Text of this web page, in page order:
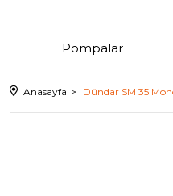
Pompalar
Anasayfa Dündar SM 35